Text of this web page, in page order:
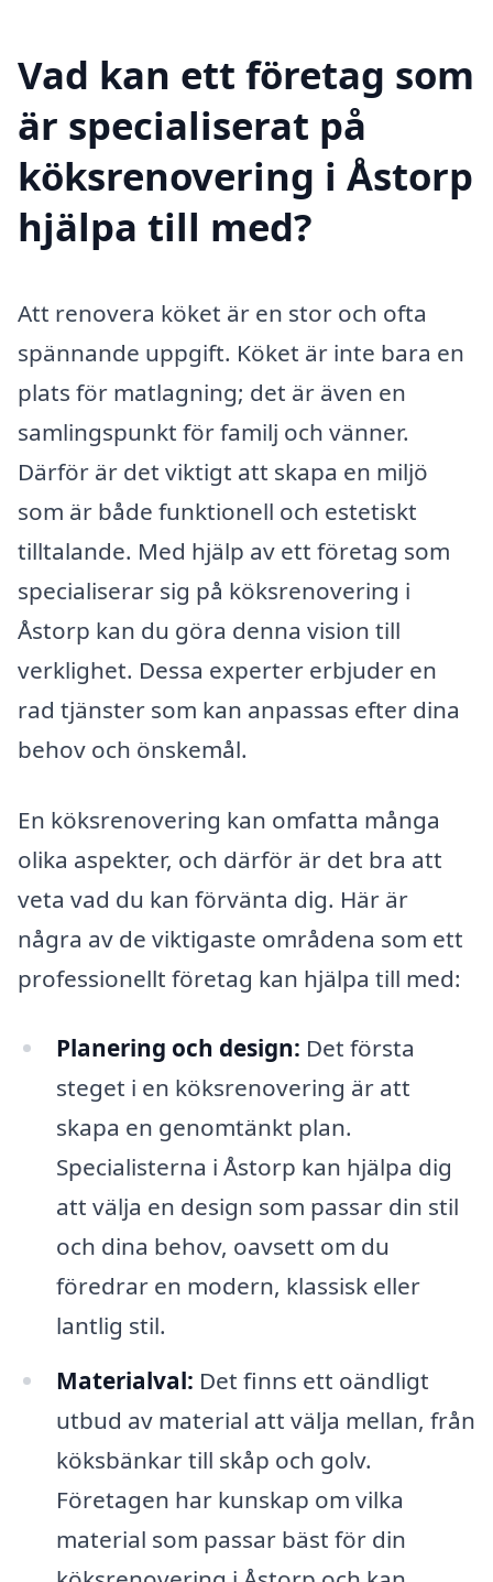
Vad kan ett företag som
är specialiserat på
köksrenovering i Åstorp
hjälpa till med?
Att renovera köket är en stor och ofta
spännande uppgift. Köket är inte bara en
plats för matlagning; det är även en
samlingspunkt för familj och vänner.
Därför är det viktigt att skapa en miljö
som är både funktionell och estetiskt
tilltalande. Med hjälp av ett företag som
specialiserar sig på köksrenovering i
Åstorp kan du göra denna vision till
verklighet. Dessa experter erbjuder en
rad tjänster som kan anpassas efter dina
behov och önskemål.
En köksrenovering kan omfatta många
olika aspekter, och därför är det bra att
veta vad du kan förvänta dig. Här är
några av de viktigaste områdena som ett
professionellt företag kan hjälpa till med:
Planering och design: Det första
steget i en köksrenovering är att
skapa en genomtänkt plan.
Specialisterna i Åstorp kan hjälpa dig
att välja en design som passar din stil
och dina behov, oavsett om du
föredrar en modern, klassisk eller
lantlig stil.
Materialval: Det finns ett oändligt
utbud av material att välja mellan, från
köksbänkar till skåp och golv.
Företagen har kunskap om vilka
material som passar bäst för din